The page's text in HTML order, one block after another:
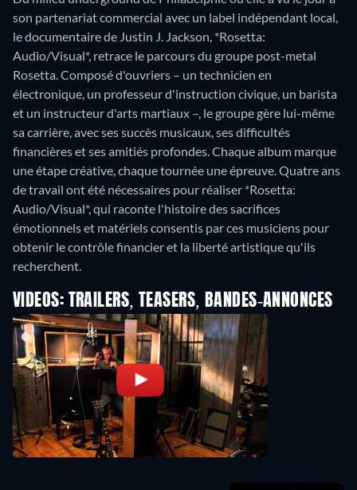
son partenariat commercial avec un label indépendant local,
le documentaire de Justin J. Jackson, *Rosetta:
Audio/Visual*, retrace le parcours du groupe post-metal
Rosetta. Composé d'ouvriers – un technicien en
électronique, un professeur d'instruction civique, un barista
et un instructeur d'arts martiaux –, le groupe gère lui-même
sa carrière, avec ses succès musicaux, ses difficultés
financières et ses amitiés profondes. Chaque album marque
une étape créative, chaque tournée une épreuve. Quatre ans
de travail ont été nécessaires pour réaliser *Rosetta:
Audio/Visual*, qui raconte l'histoire des sacrifices
émotionnels et matériels consentis par ces musiciens pour
obtenir le contrôle financier et la liberté artistique qu'ils
VIDEOS: TRAILERS, TEASERS, BANDES-ANNONCES